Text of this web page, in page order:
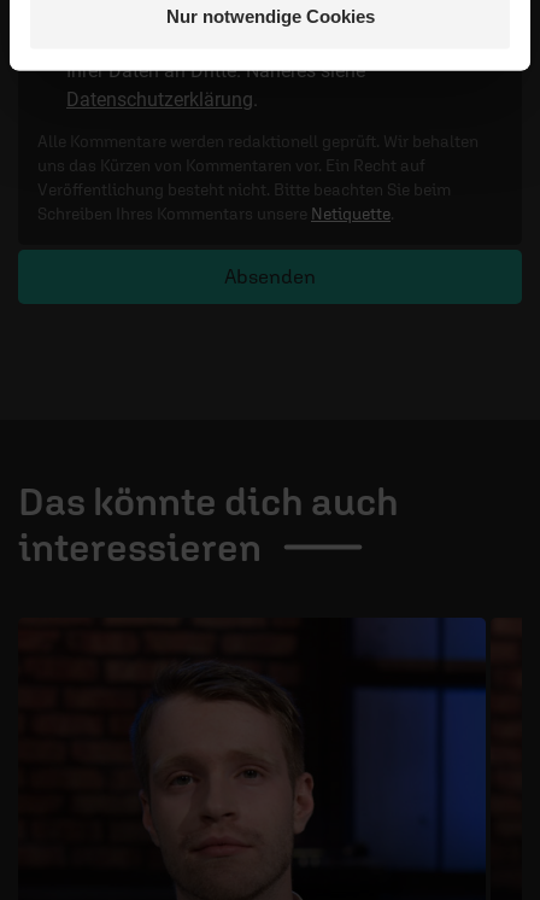
Nur notwendige Cookies
Verbesserung unseres Online-Angebots
Ihrer Daten an Dritte. Näheres siehe
Datenschutzerklärung.
Alle Kommentare werden redaktionell geprüft. Wir behalten
uns das Kürzen von Kommentaren vor. Ein Recht auf
Veröffentlichung besteht nicht. Bitte beachten Sie beim
Schreiben Ihres Kommentars unsere Netiquette.
Absenden
Das könnte dich auch
interessieren